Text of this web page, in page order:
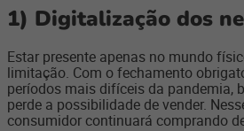
1) Digitalização dos
Estar presente apenas no mundo
limitação. Com o fechamento
períodos mais difíceis da pandemia,
perde a possibilidade de vender.
consumidor continuará comprando